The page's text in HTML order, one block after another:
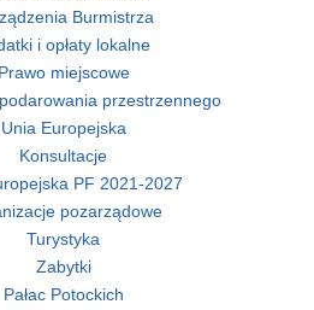
Burmistrza
i opłaty lokalne
Prawo miejscowe
przestrzennego
Unia Europejska
Konsultacje
PF 2021-2027
pozarządowe
Turystyka
Zabytki
Pałac Potockich